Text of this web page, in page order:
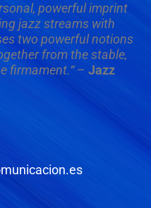
powerful imprint
jazz streams with
two powerful notions
from the stable,
firmament.“– Jazz